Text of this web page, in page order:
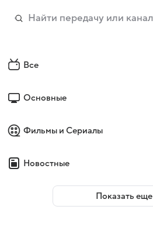
Все
Основные
Фильмы и Сериалы
Новостные
Показать еще